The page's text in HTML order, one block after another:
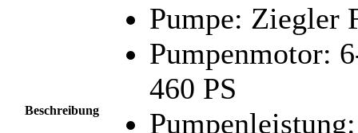
Beschreibung
Pumpe: Ziegler
Pumpenmotor:
460 PS